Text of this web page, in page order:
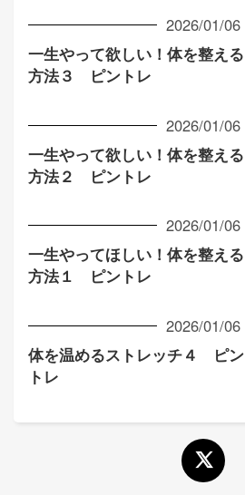
2026/01/06
一生やって欲しい！体を整える
方法３ ピントレ
2026/01/06
一生やって欲しい！体を整える
方法２ ピントレ
2026/01/06
一生やってほしい！体を整える
方法１ ピントレ
2026/01/06
体を温めるストレッチ４ ピン
トレ